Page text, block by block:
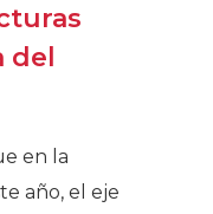
del
en la
año, el eje